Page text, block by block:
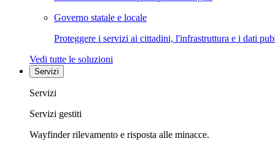
Governo statale e locale
Proteggere i servizi ai cittadini, l'infrastruttura e i dati
Vedi tutte le soluzioni
Servizi
Servizi
Servizi gestiti
Wayfinder rilevamento e risposta alle minacce.